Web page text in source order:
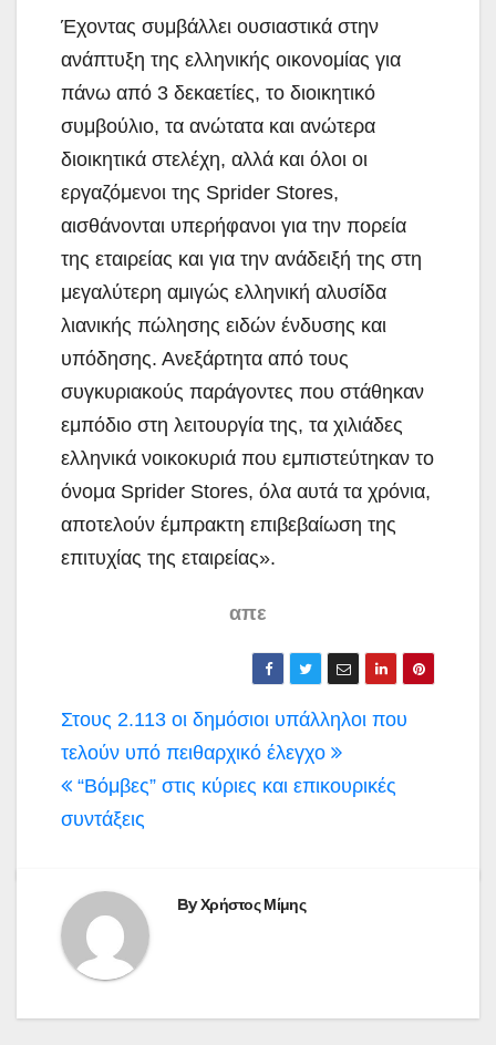
Έχοντας συμβάλλει ουσιαστικά στην
ανάπτυξη της ελληνικής οικονομίας για
πάνω από 3 δεκαετίες, το διοικητικό
συμβούλιο, τα ανώτατα και ανώτερα
διοικητικά στελέχη, αλλά και όλοι οι
εργαζόμενοι της Sprider Stores,
αισθάνονται υπερήφανοι για την πορεία
της εταιρείας και για την ανάδειξή της στη
μεγαλύτερη αμιγώς ελληνική αλυσίδα
λιανικής πώλησης ειδών ένδυσης και
υπόδησης. Ανεξάρτητα από τους
συγκυριακούς παράγοντες που στάθηκαν
εμπόδιο στη λειτουργία της, τα χιλιάδες
ελληνικά νοικοκυριά που εμπιστεύτηκαν το
όνομα Sprider Stores, όλα αυτά τα χρόνια,
αποτελούν έμπρακτη επιβεβαίωση της
επιτυχίας της εταιρείας».
απε
Πλοήγηση
άρθρων
Στους 2.113 οι δημόσιοι υπάλληλοι που
τελούν υπό πειθαρχικό έλεγχο
“Βόμβες” στις κύριες και επικουρικές
συντάξεις
ByΧρήστος Μίμης